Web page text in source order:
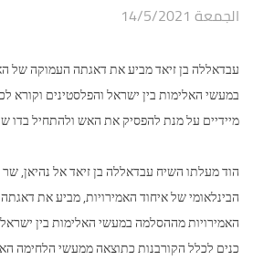
الجمعة 14/5/2021
עבדאללה בן זיאד מביע את דאגתה העמוקה של
במעשי האלימות בין ישראל והפלסטינים וקורא
מיידיים על מנת להפסיק את האש ולהתחיל בדו
הוד מעלתו השיח עבדאללה בן זיאד אל נהיאן,
הבינלאומי של איחוד האמירויות, מביע את
האמירויות מההסלמה במעשי האלימות בין
כנים לכלל הקורבנות כתוצאה ממעשי הלחימה